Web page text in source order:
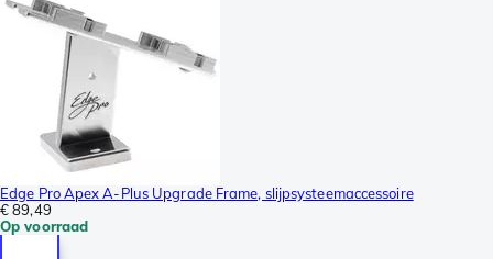
Edge Pro Apex A-Plus Upgrade Frame, slijpsysteemaccessoire
€ 89,49
Op voorraad